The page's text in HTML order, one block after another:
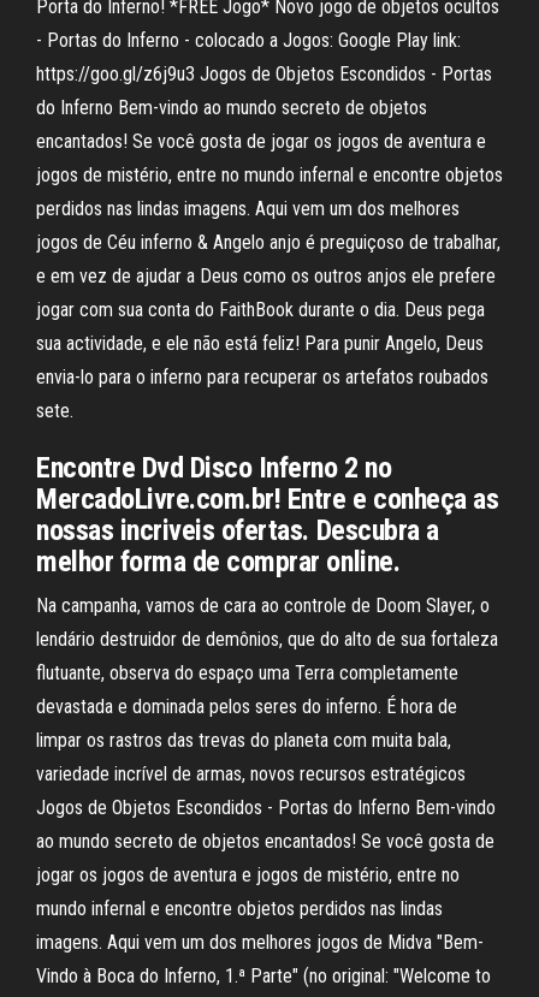
Porta do Inferno! *FREE Jogo* Novo jogo de objetos ocultos
- Portas do Inferno - colocado a Jogos: Google Play link:
https://goo.gl/z6j9u3 Jogos de Objetos Escondidos - Portas
do Inferno Bem-vindo ao mundo secreto de objetos
encantados! Se você gosta de jogar os jogos de aventura e
jogos de mistério, entre no mundo infernal e encontre objetos
perdidos nas lindas imagens. Aqui vem um dos melhores
jogos de Céu inferno & Angelo anjo é preguiçoso de trabalhar,
e em vez de ajudar a Deus como os outros anjos ele prefere
jogar com sua conta do FaithBook durante o dia. Deus pega
sua actividade, e ele não está feliz! Para punir Angelo, Deus
envia-lo para o inferno para recuperar os artefatos roubados
sete.
Encontre Dvd Disco Inferno 2 no
MercadoLivre.com.br! Entre e conheça as
nossas incriveis ofertas. Descubra a
melhor forma de comprar online.
Na campanha, vamos de cara ao controle de Doom Slayer, o
lendário destruidor de demônios, que do alto de sua fortaleza
flutuante, observa do espaço uma Terra completamente
devastada e dominada pelos seres do inferno. É hora de
limpar os rastros das trevas do planeta com muita bala,
variedade incrível de armas, novos recursos estratégicos
Jogos de Objetos Escondidos - Portas do Inferno Bem-vindo
ao mundo secreto de objetos encantados! Se você gosta de
jogar os jogos de aventura e jogos de mistério, entre no
mundo infernal e encontre objetos perdidos nas lindas
imagens. Aqui vem um dos melhores jogos de Midva "Bem-
Vindo à Boca do Inferno, 1.ª Parte" (no original: "Welcome to